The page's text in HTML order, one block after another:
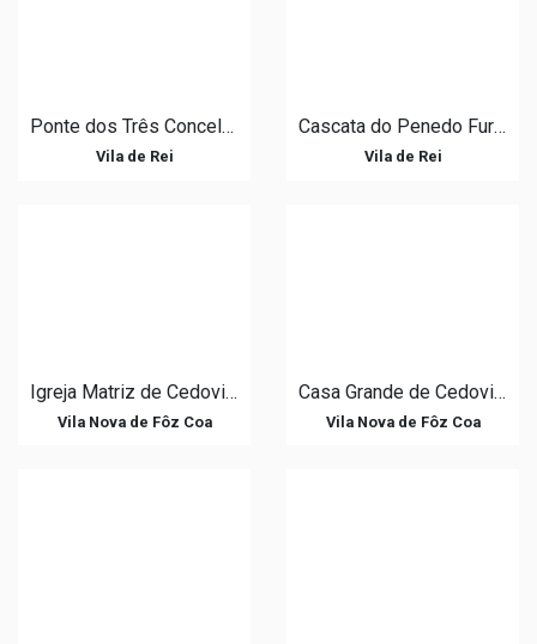
Ponte dos Três Concelhos
Vila de Rei
Cascata do Penedo Furado
Vila de Rei
Igreja Matriz de Cedovim
Vila Nova de Fôz Coa
Casa Grande de Cedovim
Vila Nova de Fôz Coa